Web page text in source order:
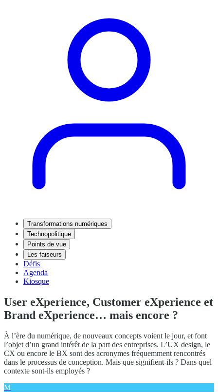
Transformations numériques
Technopolitique
Points de vue
Les faiseurs
Défis
Agenda
Kiosque
User eXperience, Customer eXperience et
Brand eXperience… mais encore ?
À l’ère du numérique, de nouveaux concepts voient le jour, et font
l’objet d’un grand intérêt de la part des entreprises. L’UX design, le
CX ou encore le BX sont des acronymes fréquemment rencontrés
dans le processus de conception. Mais que signifient-ils ? Dans quel
contexte sont-ils employés ?
M